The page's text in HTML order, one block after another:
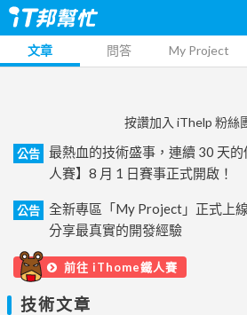
文章 問答 My Project
按讚加入 iThelp 粉絲
公告
最熱血的技術盛事，連續 30 天
人賽】8 月 1 日賽事正式開啟！
公告
全新專區「My Project」正式上
分享最真實的開發經驗
前往 iThome鐵人賽
技術文章